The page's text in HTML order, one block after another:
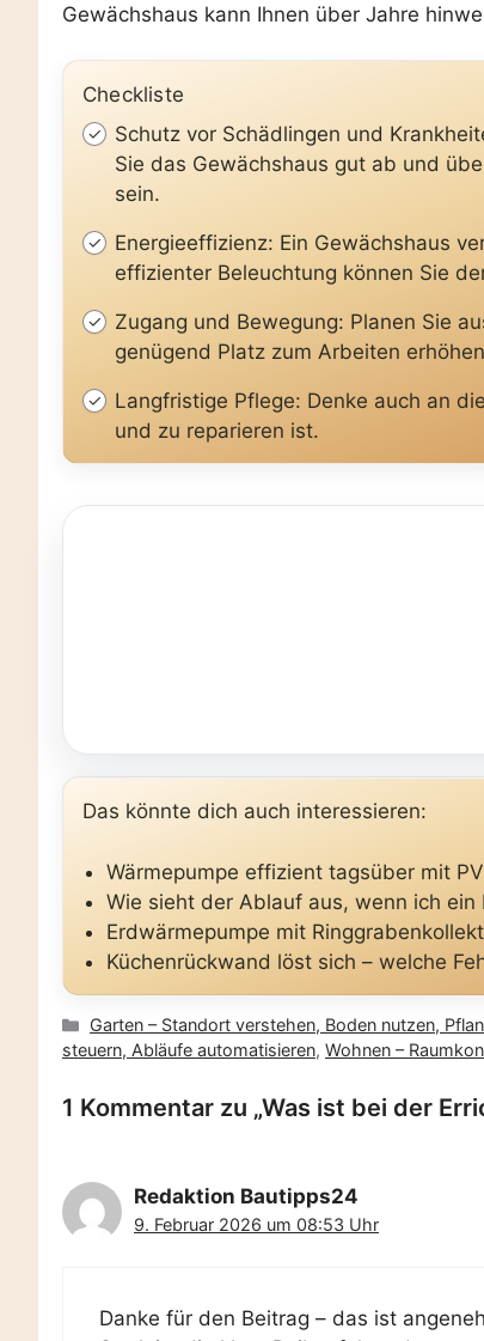
Gewächshaus kann Ihnen über Jahre
Checkliste
Schutz vor Schädlingen und
Sie das Gewächshaus gut ab und
sein.
Energieeffizienz: Ein Gewächshaus
effizienter Beleuchtung können Sie
Zugang und Bewegung: Planen Sie
genügend Platz zum Arbeiten
Langfristige Pflege: Denke auch an
und zu reparieren ist.
Das könnte dich auch interessieren:
Wärmepumpe effizient tagsüber mit
Wie sieht der Ablauf aus, wenn ich ein
Erdwärmepumpe mit
Küchenrückwand löst sich – welche
Kategorien
Garten – Standort verstehen, Boden nutzen,
steuern, Abläufe automatisieren, Wohnen –
1 Kommentar zu „Was ist bei der
Redaktion Bautipps24
9. Februar 2026 um 08:53 Uhr
Danke für den Beitrag – das ist